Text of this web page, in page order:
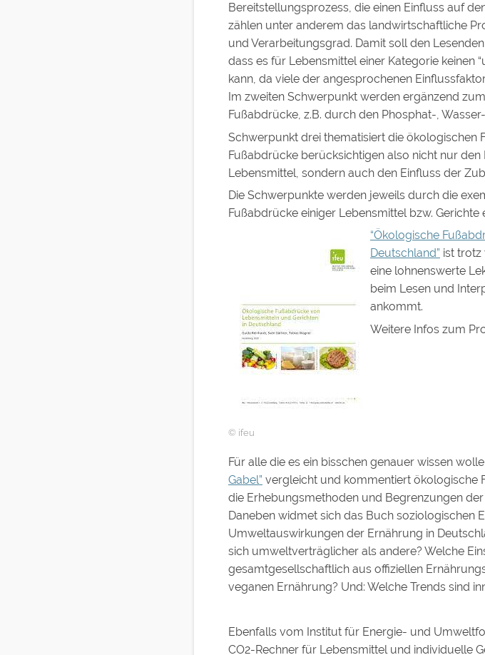
Bereitstellungsprozess, die einen Einfluss auf
zählen unter anderem das landwirtschaftliche
und Verarbeitungsgrad. Damit soll den
dass es für Lebensmittel einer Kategorie keinen
kann, da viele der angesprochenen
Im zweiten Schwerpunkt werden ergänzend
Fußabdrücke, z.B. durch den Phosphat-,
Schwerpunkt drei thematisiert die ökologischen
Fußabdrücke berücksichtigen also nicht nur
Lebensmittel, sondern auch den Einfluss der
Die Schwerpunkte werden jeweils durch die
Fußabdrücke einiger Lebensmittel bzw. Gerichte
© ifeu
“Ökologische
Deutschland” ist trotz
eine lohnenswerte
beim Lesen und
ankommt.
Weitere Infos zum
Für alle die es ein bisschen genauer wissen
Gabel” vergleicht und kommentiert ökologische
die Erhebungsmethoden und Begrenzungen
Daneben widmet sich das Buch soziologischen
Umweltauswirkungen der Ernährung in
sich umweltverträglicher als andere? Welche
gesamtgesellschaftlich aus offiziellen
veganen Ernährung? Und: Welche Trends sind
Ebenfalls vom Institut für Energie- und
CO2-Rechner für Lebensmittel und individuelle